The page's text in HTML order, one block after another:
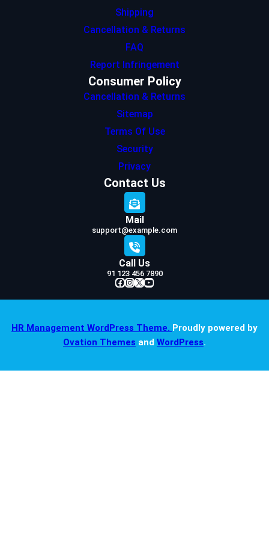
Shipping
Cancellation & Returns
FAQ
Report Infringement
Consumer Policy
Cancellation & Returns
Sitemap
Terms Of Use
Security
Privacy
Contact Us
Mail
support@example.com
Call Us
91 123 456 7890
Facebook InstagramX YouTube
HR Management WordPress Theme. Proudly powered by
Ovation Themes and WordPress.